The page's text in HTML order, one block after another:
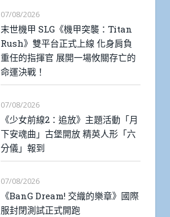
07/08/2026
末世機甲 SLG《機甲突襲：Titan
Rush》雙平台正式上線 化身肩負
重任的指揮官 展開一場攸關存亡的
命運決戰！
07/08/2026
《少女前線2：追放》主題活動「月
下安魂曲」古堡開放 精英人形「六
分儀」報到
07/08/2026
《BanG Dream! 交織的樂章》國際
服封閉測試正式開跑